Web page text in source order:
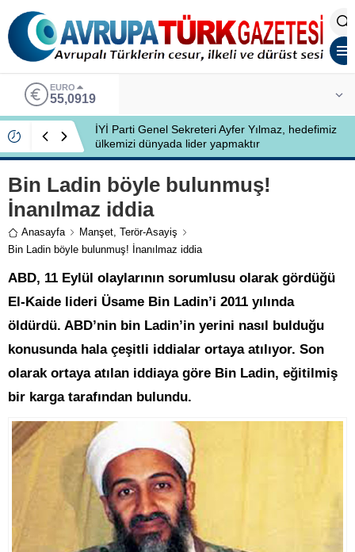
EURO
55,0919
İYİ Parti Genel Sekreteri Ayfer Yılmaz, hedefimiz
ülkemizi dünyada lider yapmaktır
Bin Ladin böyle bulunmuş!
İnanılmaz iddia
Anasayfa Manşet, Terör-Asayiş
Bin Ladin böyle bulunmuş! İnanılmaz iddia
ABD, 11 Eylül olaylarının sorumlusu olarak gördüğü
El-Kaide lideri Üsame Bin Ladin’i 2011 yılında
öldürdü. ABD’nin bin Ladin’in yerini nasıl bulduğu
konusunda hala çeşitli iddialar ortaya atılıyor. Son
olarak ortaya atılan iddiaya göre Bin Ladin, eğitilmiş
bir karga tarafından bulundu.